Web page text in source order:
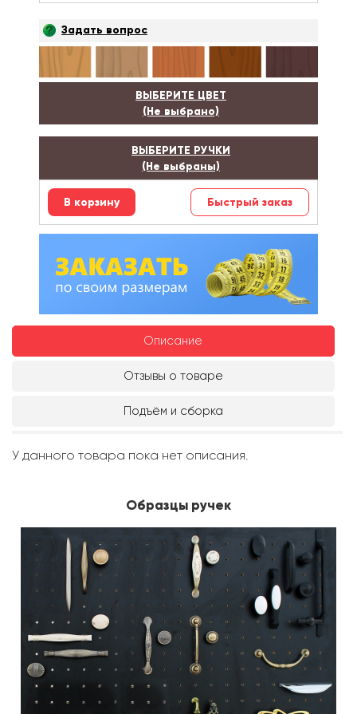
Задать вопрос
ВЫБЕРИТЕ ЦВЕТ
(Не выбрано)
ВЫБЕРИТЕ РУЧКИ
(Не выбраны)
Быстрый заказ
Описание
Отзывы о товаре
Подъём и сборка
У данного товара пока нет описания.
Образцы ручек